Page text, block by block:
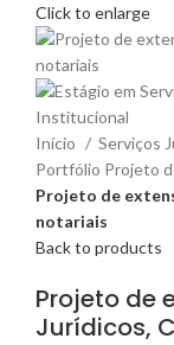
Click to enlarge
Início
Serviços
Portfólio Projeto
Projeto de
notariais
Back to products
Projeto de
Jurídicos,